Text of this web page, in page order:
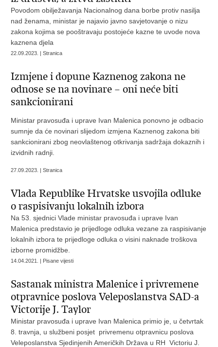
Povodom obilježavanja Nacionalnog dana borbe protiv nasilja
nad ženama, ministar je najavio javno savjetovanje o nizu
zakona kojima se pooštravaju postojeće kazne te uvode nova
kaznena djela
22.09.2023. | Stranica
Izmjene i dopune Kaznenog zakona ne
odnose se na novinare – oni neće biti
sankcionirani
Ministar pravosuđa i uprave Ivan Malenica ponovno je odbacio
sumnje da će novinari slijedom izmjena Kaznenog zakona biti
sankcionirani zbog neovlaštenog otkrivanja sadržaja dokaznih i
izvidnih radnji.
27.09.2023. | Stranica
Vlada Republike Hrvatske usvojila odluke
o raspisivanju lokalnih izbora
Na 53. sjednici Vlade ministar pravosuđa i uprave Ivan
Malenica predstavio je prijedloge odluka vezane za raspisivanje
lokalnih izbora te prijedloge odluka o visini naknade troškova
izborne promidžbe.
14.04.2021. | Pisane vijesti
Sastanak ministra Malenice i privremene
otpravnice poslova Veleposlanstva SAD-a
Victorije J. Taylor
Ministar pravosuđa i uprave Ivan Malenica primio je, u četvrtak
8. travnja, u službeni posjet privremenu otpravnicu poslova
Veleposlanstva Sjedinjenih Američkih Država u RH Victoriu J.